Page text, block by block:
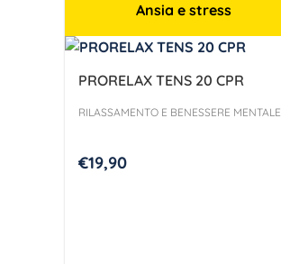
Ansia e stress
PRORELAX TENS 20 CPR
RILASSAMENTO E BENESSERE MENTALE
€19,90